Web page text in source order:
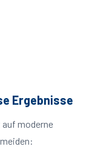
Ergebnisse
moderne